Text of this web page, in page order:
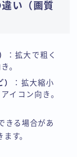
い（画質
：拡大で粗く
。
：拡大縮小
イコン向き。
きる場合があ
す。